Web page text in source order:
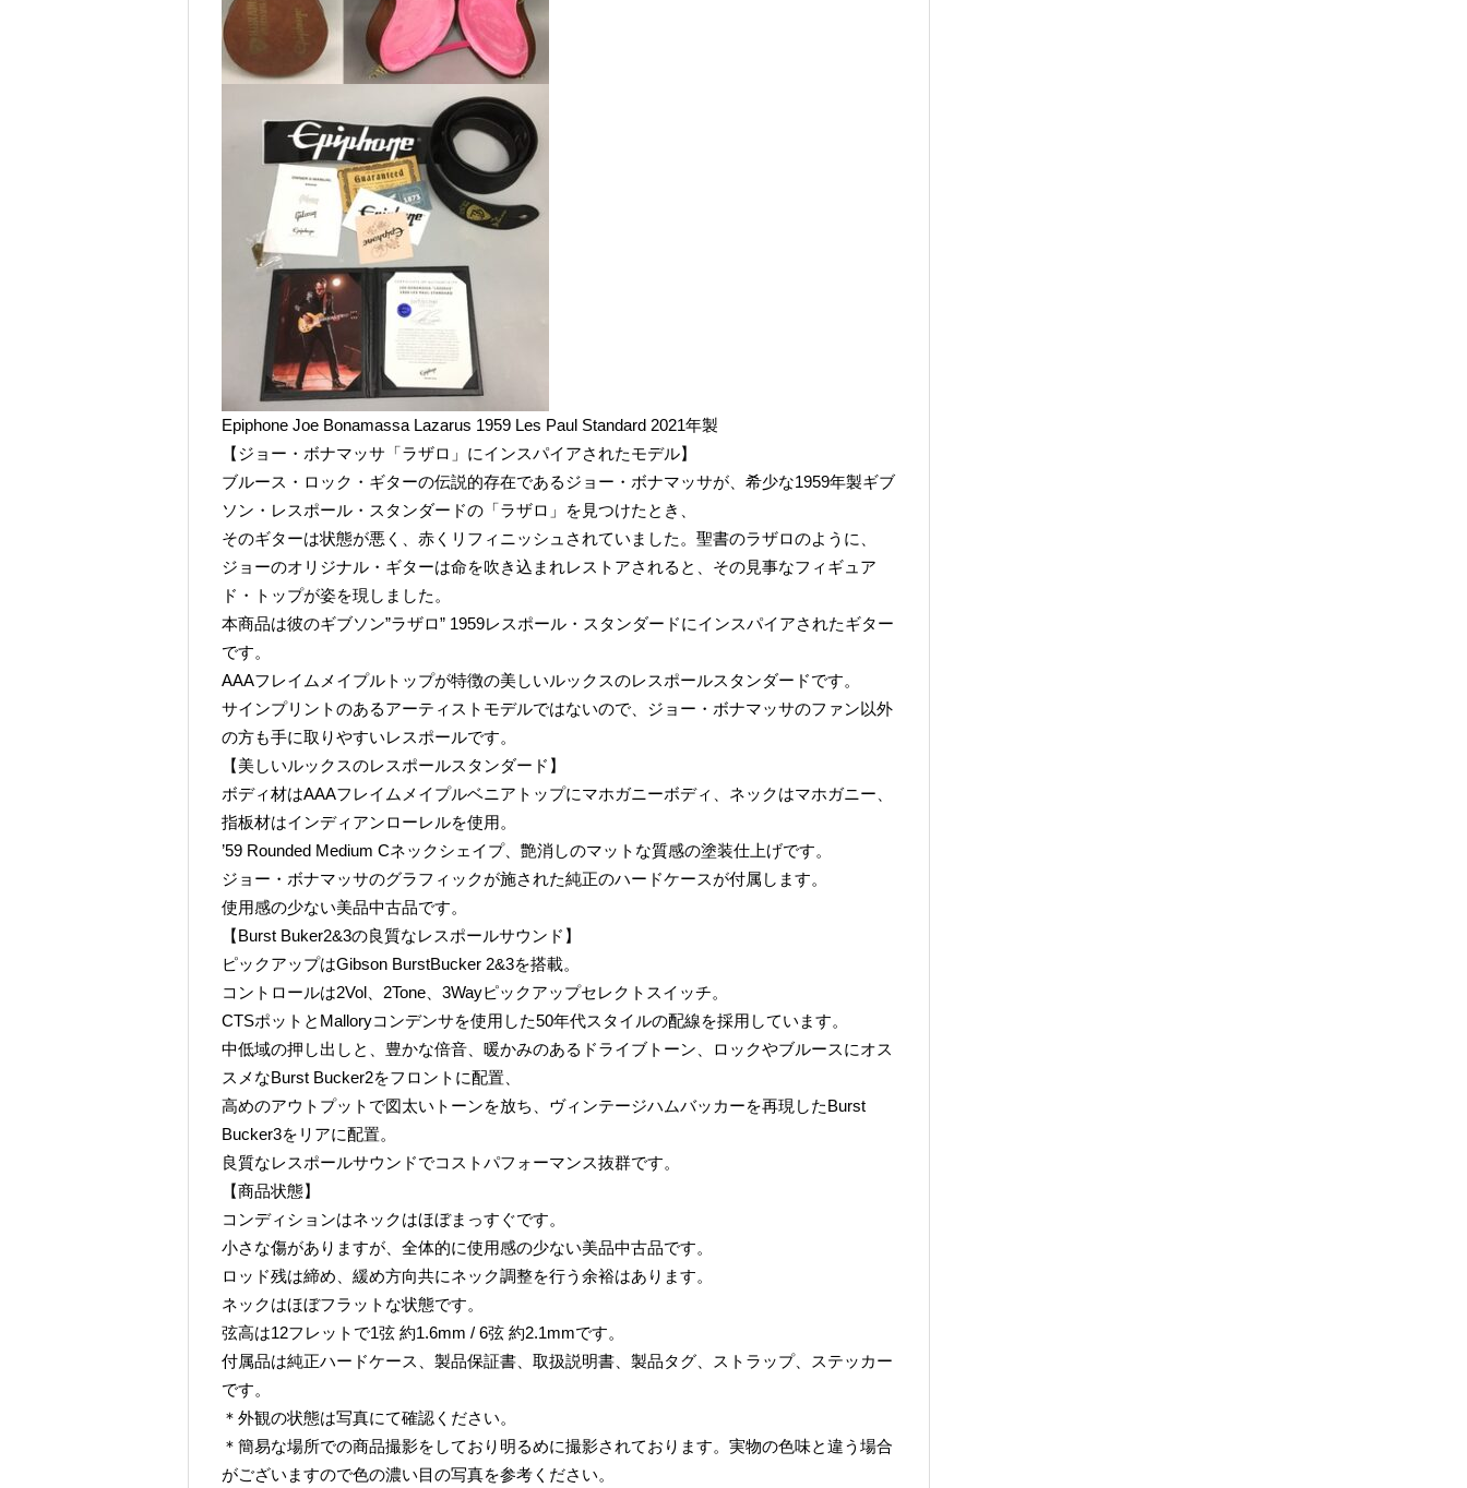
Epiphone Joe Bonamassa Lazarus 1959 Les Paul Standard 2021年製
【ジョー・ボナマッサ「ラザロ」にインスパイアされたモデル】
ブルース・ロック・ギターの伝説的存在であるジョー・ボナマッサが、希少な1959年製ギブ
ソン・レスポール・スタンダードの「ラザロ」を見つけたとき、
そのギターは状態が悪く、赤くリフィニッシュされていました。聖書のラザロのように、
ジョーのオリジナル・ギターは命を吹き込まれレストアされると、その見事なフィギュア
ド・トップが姿を現しました。
本商品は彼のギブソン”ラザロ” 1959レスポール・スタンダードにインスパイアされたギター
です。
AAAフレイムメイプルトップが特徴の美しいルックスのレスポールスタンダードです。
サインプリントのあるアーティストモデルではないので、ジョー・ボナマッサのファン以外
の方も手に取りやすいレスポールです。
【美しいルックスのレスポールスタンダード】
ボディ材はAAAフレイムメイプルベニアトップにマホガニーボディ、ネックはマホガニー、
指板材はインディアンローレルを使用。
’59 Rounded Medium Cネックシェイプ、艶消しのマットな質感の塗装仕上げです。
ジョー・ボナマッサのグラフィックが施された純正のハードケースが付属します。
使用感の少ない美品中古品です。
【Burst Buker2&3の良質なレスポールサウンド】
ピックアップはGibson BurstBucker 2&3を搭載。
コントロールは2Vol、2Tone、3Wayピックアップセレクトスイッチ。
CTSポットとMalloryコンデンサを使用した50年代スタイルの配線を採用しています。
中低域の押し出しと、豊かな倍音、暖かみのあるドライブトーン、ロックやブルースにオス
スメなBurst Bucker2をフロントに配置、
高めのアウトプットで図太いトーンを放ち、ヴィンテージハムバッカーを再現したBurst
Bucker3をリアに配置。
良質なレスポールサウンドでコストパフォーマンス抜群です。
【商品状態】
コンディションはネックはほぼまっすぐです。
小さな傷がありますが、全体的に使用感の少ない美品中古品です。
ロッド残は締め、緩め方向共にネック調整を行う余裕はあります。
ネックはほぼフラットな状態です。
弦高は12フレットで1弦 約1.6mm / 6弦 約2.1mmです。
付属品は純正ハードケース、製品保証書、取扱説明書、製品タグ、ストラップ、ステッカー
です。
＊外観の状態は写真にて確認ください。
＊簡易な場所での商品撮影をしており明るめに撮影されております。実物の色味と違う場合
がございますので色の濃い目の写真を参考ください。